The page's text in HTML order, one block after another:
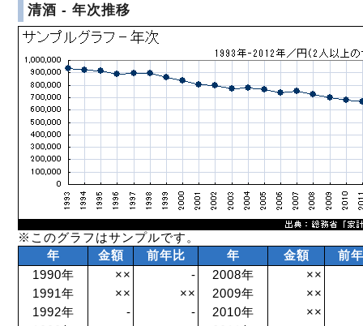
清酒 - 年次推移
※このグラフはサンプルです。
年
金額 前年比 年 金額
前
1990年
×× - 2008年
××
1991年
×× ×× 2009年
××
1992年
- - 2010年
××